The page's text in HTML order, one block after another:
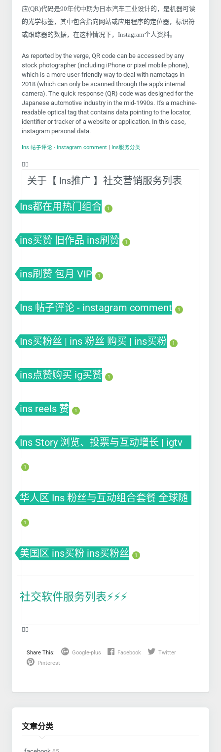
应(QR)代码是90年代中期为日本汽车工业设计的，是机器可读
的光学标签，其中包含指向网站或应用程序的定位器，标识符
或跟踪器的数据，在这种情况下，Instagram个人资料。
As reported by the verge, QR code can be accessed by any
stock photographer (including iPhone or pixel mobile phone),
which is a more user-friendly way to deal with nametags in
2018 (which can only be scanned through the app's internal
camera). The quick response (QR) code was designed for the
Japanese automotive industry in the mid-1990s. It's a machine-
readable optical tag that contains data pointing to the locator,
identifier or tracker of a website or application. In this case,
instagram personal data.
Ins 帖子评论 - instagram comment | Ins服务分类
❤️‍🔥
关于【 Ins推广 】社交营销服务列表
Ins都在用热门组合 1
ins买赞 旧作品 ins刷赞 1
ins刷赞 包月 VIP 1
Ins 帖子评论 - instagram comment 1
Ins买粉丝 | ins 粉丝 购买 | ins买粉 1
ins点赞购买 ig买赞 1
ins reels 赞 1
Ins Story 浏览、投票与互动增长 | igtv
views
1
华人区 Ins 粉丝与互动组合套餐 全球随
1
美国区 ins买粉 ins买粉丝 1
社交软件服务列表⚡️⚡️⚡️
❤️‍🔥
Share This: Google-plus Facebook
Twitter
Pinterest
文章分类